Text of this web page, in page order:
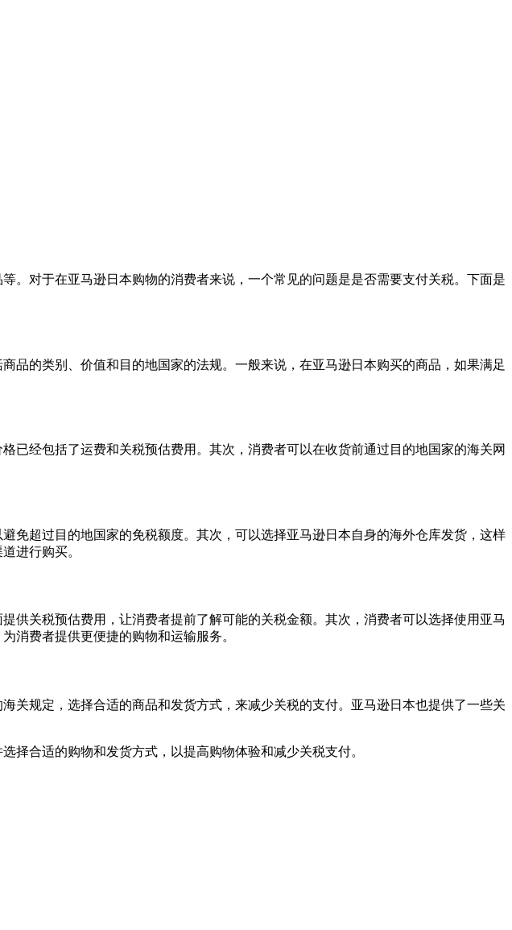
。对于在亚马逊日本购物的消费者来说，一个常见的问题是是否需要支付关税。下面是
品的类别、价值和目的地国家的法规。一般来说，在亚马逊日本购买的商品，如果满足
已经包括了运费和关税预估费用。其次，消费者可以在收货前通过目的地国家的海关网
免超过目的地国家的免税额度。其次，可以选择亚马逊日本自身的海外仓库发货，这样
进行购买。
供关税预估费用，让消费者提前了解可能的关税金额。其次，消费者可以选择使用亚马
消费者提供更便捷的购物和运输服务。
关规定，选择合适的商品和发货方式，来减少关税的支付。亚马逊日本也提供了一些关
择合适的购物和发货方式，以提高购物体验和减少关税支付。